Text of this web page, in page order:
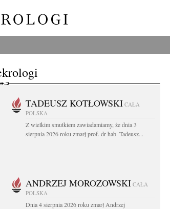
TADEUSZ KOTŁOWSKI CAŁA
POLSKA
Z wielkim smutkiem zawiadamiamy, że dnia 3
sierpnia 2026 roku zmarł prof. dr hab. Tadeusz...
ANDRZEJ MOROZOWSKI CAŁA
POLSKA
Dnia 4 sierpnia 2026 roku zmarł Andrzej